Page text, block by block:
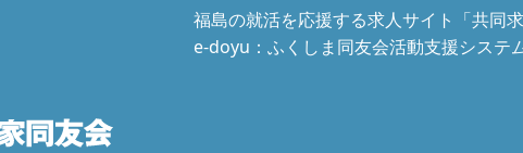
福島の就活を応援する求人サイト「共同求
e-doyu：ふくしま同友会活動支援システ